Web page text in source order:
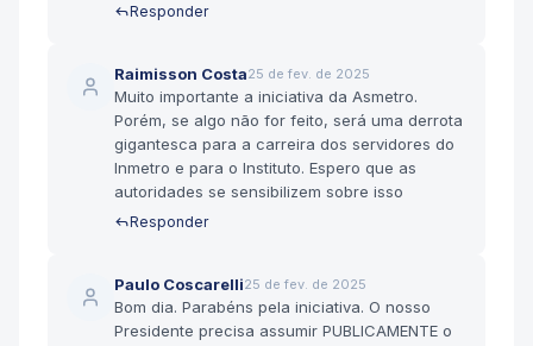
Responder
Raimisson Costa25 de fev. de 2025
Muito importante a iniciativa da Asmetro.
Porém, se algo não for feito, será uma derrota
gigantesca para a carreira dos servidores do
Inmetro e para o Instituto. Espero que as
autoridades se sensibilizem sobre isso
Responder
Paulo Coscarelli25 de fev. de 2025
Bom dia. Parabéns pela iniciativa. O nosso
Presidente precisa assumir PUBLICAMENTE o